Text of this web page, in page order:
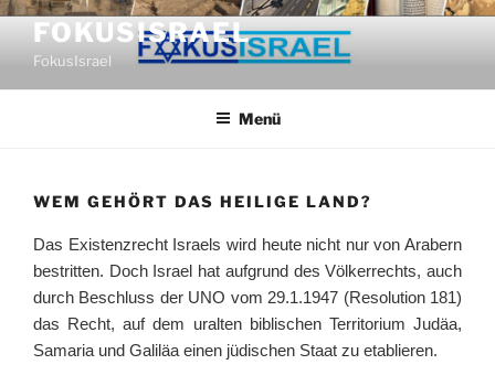
Zum
Inhalt
springen
FOKUSISRAEL
FokusIsrael
Menü
WEM GEHÖRT DAS HEILIGE LAND?
Das Existenzrecht Israels wird heute nicht nur von Arabern
bestritten. Doch Israel hat aufgrund des Völkerrechts, auch
durch Beschluss der UNO vom 29.1.1947 (Resolution 181)
das Recht, auf dem uralten biblischen Territorium Judäa,
Samaria und Galiläa einen jüdischen Staat zu etablieren.